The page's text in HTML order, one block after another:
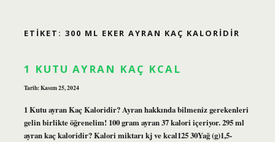
ETIKET: 300 ML EKER AYRAN KAÇ KALORIDIR
1 KUTU AYRAN KAÇ KCAL
Tarih: Kasım 25, 2024
1 Kutu ayran Kaç Kaloridir? Ayran hakkında bilmeniz gerekenleri
gelin birlikte öğrenelim! 100 gram ayran 37 kalori içeriyor. 295 ml
ayran kaç kaloridir? Kalori miktarı kj ve kcal125 30Yağ (g)1,5-